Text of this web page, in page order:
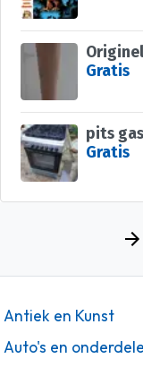
Gratis
pits
Gratis
Antiek en Kunst
Auto's en